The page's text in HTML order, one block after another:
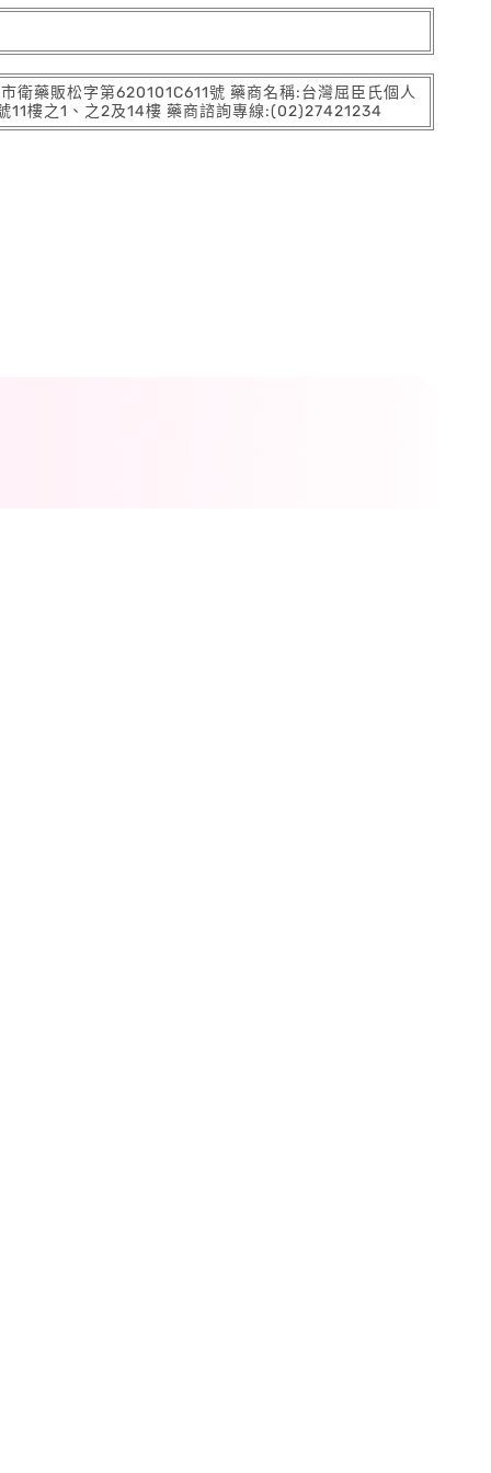
藥販松字第620101C611號 藥商名稱:台灣屈臣氏個人
11樓之1、之2及14樓 藥商諮詢專線:(02)27421234